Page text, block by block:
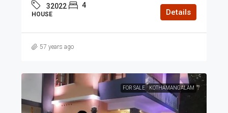
32022 4
HOUSE Details
57 years ago
FOR SALE KOTHAMANGALAM